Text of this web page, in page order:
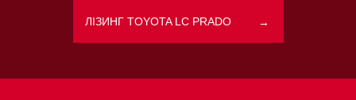
ЛІЗИНГ TOYOTA LC PRADO →